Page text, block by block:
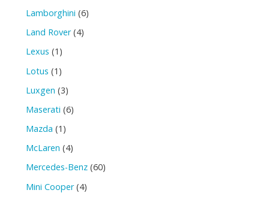
Lamborghini (6)
Land Rover(4)
Lexus (1)
Lotus (1)
Luxgen (3)
Maserati (6)
Mazda (1)
McLaren (4)
Mercedes-Benz (60)
Mini Cooper(4)